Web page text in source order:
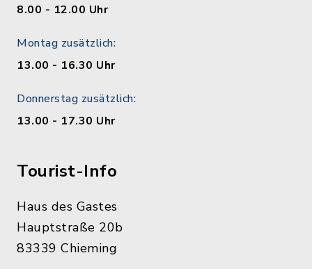
8.00 - 12.00 Uhr
Montag zusätzlich:
13.00 - 16.30 Uhr
Donnerstag zusätzlich:
13.00 - 17.30 Uhr
Tourist-Info
Haus des Gastes
Hauptstraße 20b
83339 Chieming